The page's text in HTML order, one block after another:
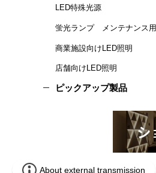
LED特殊光源
蛍光ランプ メンテナンス用
商業施設向けLED照明
店舗向けLED照明
ピックアップ製品